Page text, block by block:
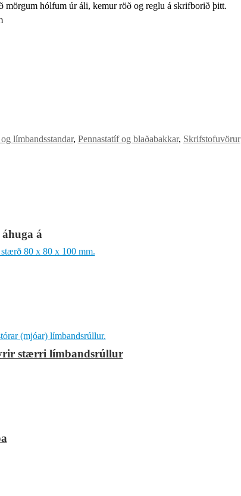
mörgum hólfum úr áli, kemur röð og reglu á skrifborið þitt.
límbandsstandar, Pennastatíf og blaðabakkar, Skrifstofuvörur
á
stærri límbandsrúllur